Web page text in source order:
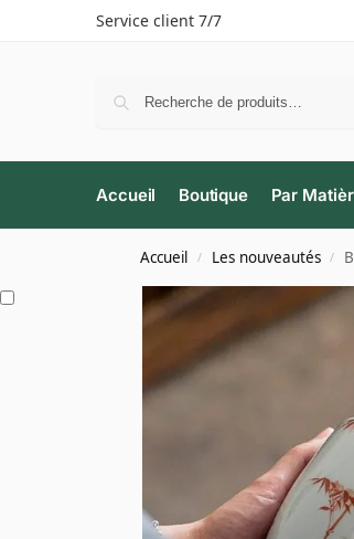
Service client 7/7
Accueil Boutique Par
Accueil / Les nouveautés /